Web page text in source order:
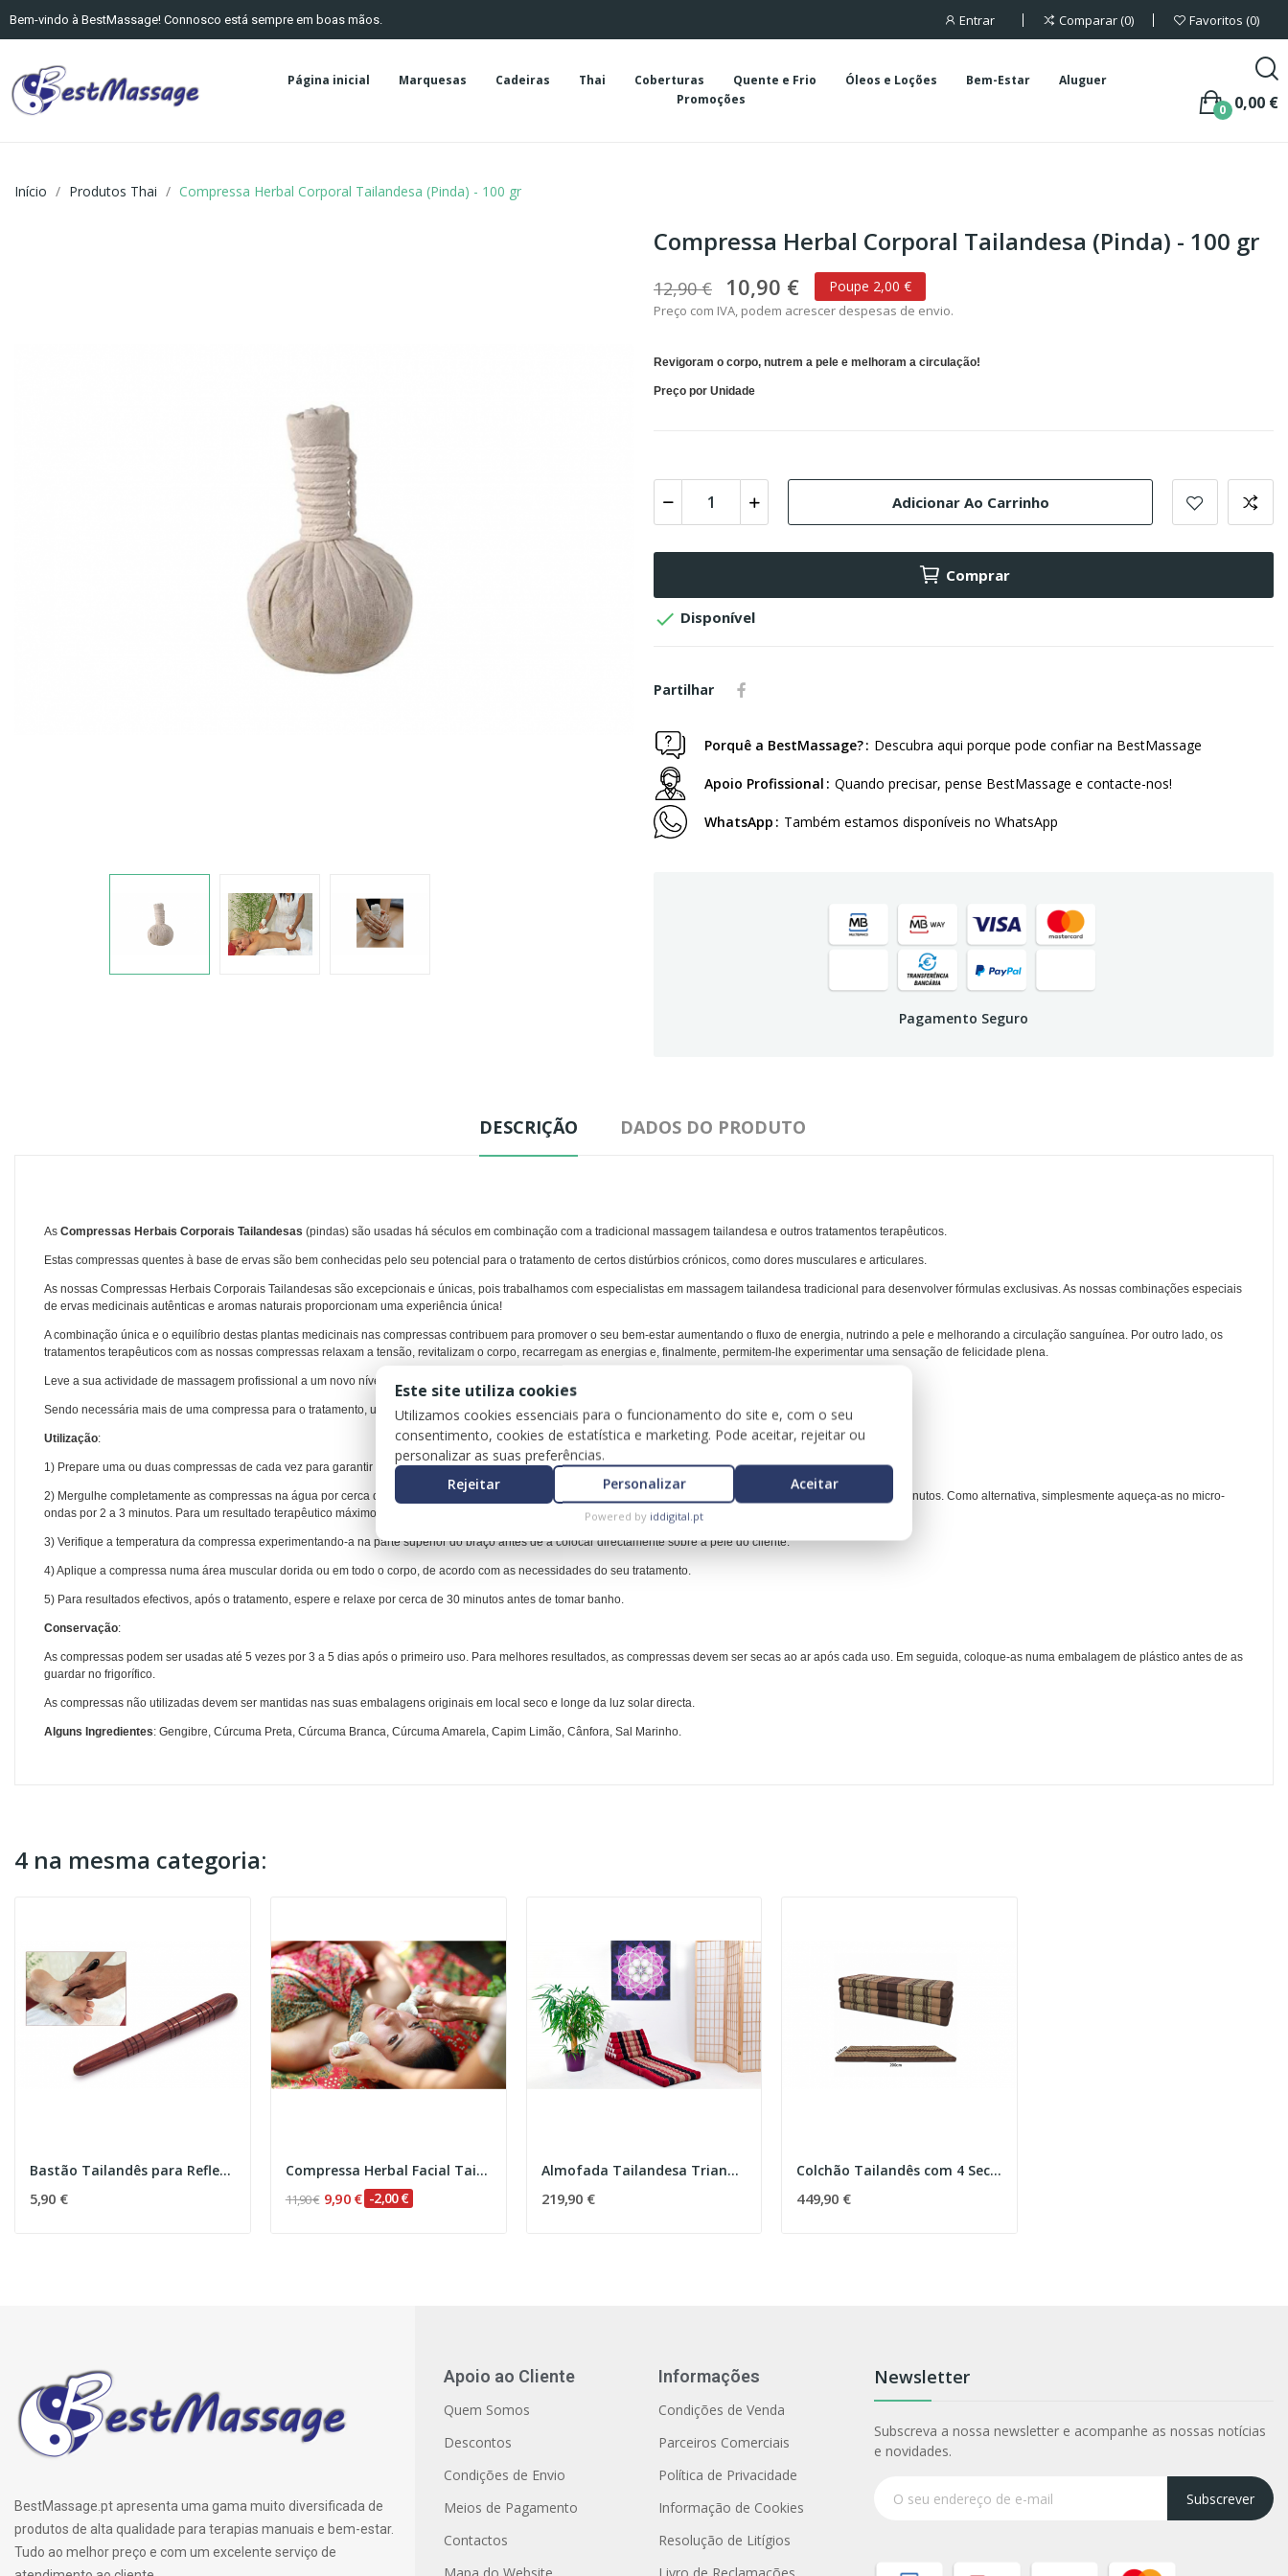
Bem-vindo à BestMassage! Connosco está sempre em boas mãos. Entrar Comparar 0 Favoritos 0
Página inicial Marquesas Cadeiras Thai Coberturas Quente e Frio Óleos e Loções Bem-Estar
Aluguer
Promoções
0,00 €
0
Início Produtos Thai Compressa Herbal Corporal Tailandesa (Pinda) - 100 gr
Compressa Herbal Corporal Tailandesa (Pinda) - 100 gr
12,90 € 10,90 € Poupe 2,00 €
Preço com IVA, podem acrescer despesas de envio.
Revigoram o corpo, nutrem a pele e melhoram a circulação!
Preço por Unidade
Adicionar Ao Carrinho
Comprar
 Disponível
Partilhar
Porquê a BestMassage? Descubra aqui porque pode confiar na BestMassage
Apoio Profissional Quando precisar, pense BestMassage e contacte-nos!
WhatsApp Também estamos disponíveis no WhatsApp
Pagamento Seguro
DESCRIÇÃO DADOS DO PRODUTO
As Compressas Herbais Corporais Tailandesas (pindas) são usadas há séculos em combinação com a tradicional massagem tailandesa e outros tratamentos terapêuticos.
Estas compressas quentes à base de ervas são bem conhecidas pelo seu potencial para o tratamento de certos distúrbios crónicos, como dores musculares e articulares.
As nossas Compressas Herbais Corporais Tailandesas são excepcionais e únicas, pois trabalhamos com especialistas em massagem tailandesa tradicional para desenvolver fórmulas exclusivas. As nossas combinações especiais
de ervas medicinais autênticas e aromas naturais proporcionam uma experiência única!
A combinação única e o equilíbrio destas plantas medicinais nas compressas contribuem para promover o seu bem-estar aumentando o fluxo de energia, nutrindo a pele e melhorando a circulação sanguínea. Por outro lado, os
tratamentos terapêuticos com as nossas compressas relaxam a tensão, revitalizam o corpo, recarregam as energias e, finalmente, permitem-lhe experimentar uma sensação de felicidade plena.
Leve a sua actividade de massagem profissional a um novo nível de excelência com estas compressas prontas a usar!
Sendo necessária mais de uma compressa para o tratamento, uma das compressas deve ser aquecida enquanto a outra está a ser usada.
Utilização:
1) Prepare uma ou duas compressas de cada vez para garantir tratamentos ininterruptos;
2) Mergulhe completamente as compressas na água por cerca de 1 minuto e retire-as. Em seguida, aqueça-as num aquecedor de compressas por cerca de 10 a 15 minutos. Como alternativa, simplesmente aqueça-as no micro-
ondas por 2 a 3 minutos. Para um resultado terapêutico máximo,
o aquecimento a vapor é altamente recomendado.
3) Verifique a temperatura da compressa experimentando-a na parte superior do braço antes de a colocar directamente sobre a pele do cliente.
4) Aplique a compressa numa área muscular dorida ou em todo o corpo, de acordo com as necessidades do seu tratamento.
5) Para resultados efectivos, após o tratamento, espere e relaxe por cerca de 30 minutos antes de tomar banho.
Conservação:
As compressas podem ser usadas até 5 vezes por 3 a 5 dias após o primeiro uso. Para melhores resultados, as compressas devem ser secas ao ar após cada uso. Em seguida, coloque-as numa embalagem de plástico antes de as
guardar no frigorífico.
As compressas não utilizadas devem ser mantidas nas suas embalagens originais em local seco e longe da luz solar directa.
Alguns Ingredientes: Gengibre, Cúrcuma Preta, Cúrcuma Branca, Cúrcuma Amarela, Capim Limão, Cânfora, Sal Marinho.
4 na mesma categoria:
Bastão Tailandês para Reflexologia
5,90 €
Compressa Herbal Facial Tailandesa (Pinda) - 50 gr
11,90 € 9,90 € -2,00 €
Almofada Tailandesa Triangular com 3 Secções
219,90 €
Colchão Tailandês com 4 Secções
449,90 €
BestMassage.pt apresenta uma gama muito diversificada de
produtos de alta qualidade para terapias manuais e bem-estar.
Tudo ao melhor preço e com um excelente serviço de
Apoio ao Cliente
Quem Somos
Descontos
Condições de Envio
Meios de Pagamento
Contactos
Informações
Condições de Venda
Parceiros Comerciais
Política de Privacidade
Informação de Cookies
Resolução de Litígios
Newsletter
Subscreva a nossa newsletter e acompanhe as nossas notícias
e novidades.
Subscrever
Este site utiliza cookies
Utilizamos cookies essenciais para o funcionamento do site e, com o seu
consentimento, cookies de estatística e marketing. Pode aceitar, rejeitar ou
personalizar as suas preferências.
Rejeitar
Personalizar Aceitar
Powered by iddigital.pt